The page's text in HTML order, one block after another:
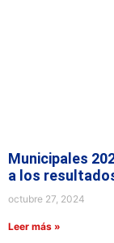
Municipales
a los
octubre 27, 2024
Leer más »